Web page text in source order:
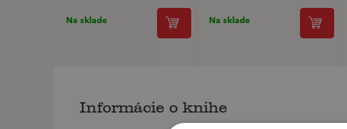
Na sklade Na sklade
Informácie o knihe